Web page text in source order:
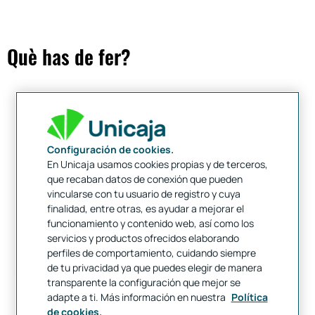
Què has de fer?
Configuración de cookies.
En Unicaja usamos cookies propias y de terceros,
que recaban datos de conexión que pueden
vincularse con tu usuario de registro y cuya
finalidad, entre otras, es ayudar a mejorar el
funcionamiento y contenido web, así como los
servicios y productos ofrecidos elaborando
perfiles de comportamiento, cuidando siempre
de tu privacidad ya que puedes elegir de manera
transparente la configuración que mejor se
adapte a ti. Más información en nuestra Política
de cookies.